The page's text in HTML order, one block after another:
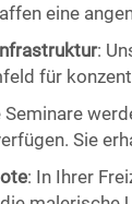
eine
:
für
Seminare
Sie
: In Ihrer